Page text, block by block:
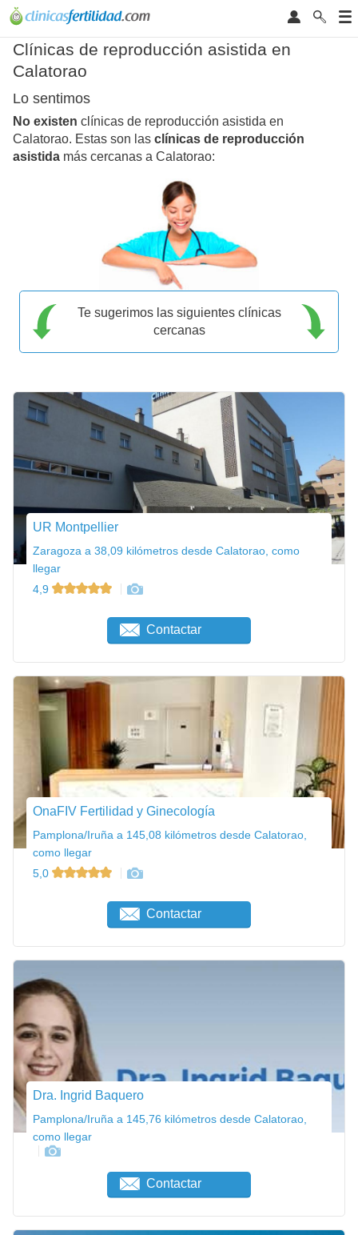
Clínicas de reproducción asistida en
Calatorao
Lo sentimos
No existen clínicas de reproducción asistida en
Calatorao. Estas son las clínicas de reproducción
asistida más cercanas a Calatorao:
Te sugerimos las siguientes clínicas
cercanas
UR Montpellier
Zaragoza a 38,09 kilómetros desde Calatorao, como
llegar
4,9
Contactar
OnaFIV Fertilidad y Ginecología
Pamplona/Iruña a 145,08 kilómetros desde Calatorao,
como llegar
5,0
Contactar
Dra. Ingrid Baquero
Pamplona/Iruña a 145,76 kilómetros desde Calatorao,
como llegar
Contactar